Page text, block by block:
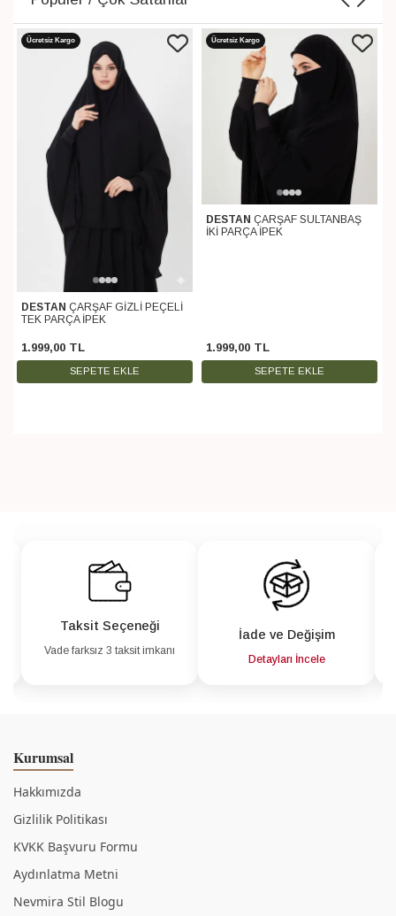
Ücretsiz Kargo
DESTAN ÇARŞAF GİZLİ PEÇELİ
TEK PARÇA İPEK
1.999,00 TL
SEPETE EKLE
Ücretsiz Kargo
DESTAN ÇARŞAF SULTANBAŞ
İKİ PARÇA İPEK
1.999,00 TL
SEPETE EKLE
Taksit Seçeneği
Vade farksız 3 taksit imkanı
İade ve Değişim
Detayları İncele
Kurumsal
Hakkımızda
Gizlilik Politikası
KVKK Başvuru Formu
Aydınlatma Metni
Nevmira Stil Blogu